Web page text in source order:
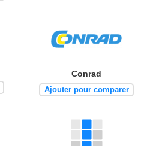
Conrad
Ajouter pour comparer